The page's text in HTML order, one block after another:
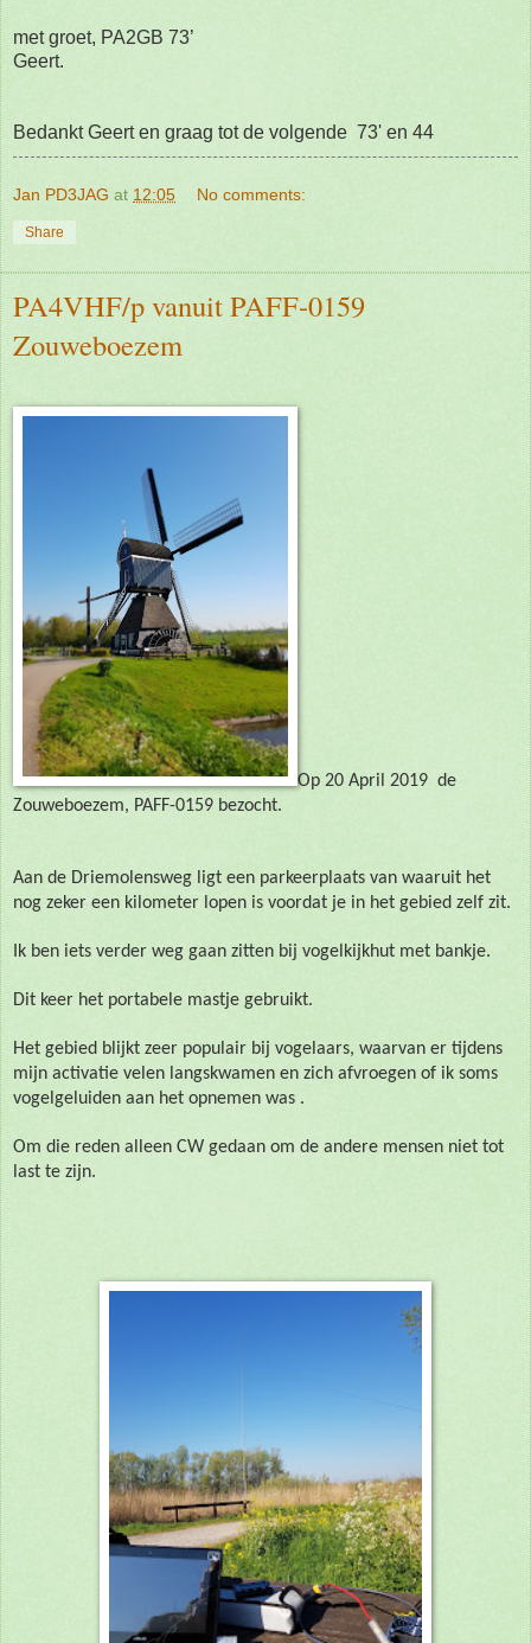
met groet, PA2GB 73’
Geert.
Bedankt Geert en graag tot de volgende 73' en 44
Jan PD3JAG at 12:05 No comments:
Share
PA4VHF/p vanuit PAFF-0159
Zouweboezem
Op 20 April 2019 de
Zouweboezem, PAFF-0159 bezocht.
Aan de Driemolensweg ligt een parkeerplaats van waaruit het
nog zeker een kilometer lopen is voordat je in het gebied zelf zit.
Ik ben iets verder weg gaan zitten bij vogelkijkhut met bankje.
Dit keer het portabele mastje gebruikt.
Het gebied blijkt zeer populair bij vogelaars, waarvan er tijdens
mijn activatie velen langskwamen en zich afvroegen of ik soms
vogelgeluiden aan het opnemen was .
Om die reden alleen CW gedaan om de andere mensen niet tot
last te zijn.